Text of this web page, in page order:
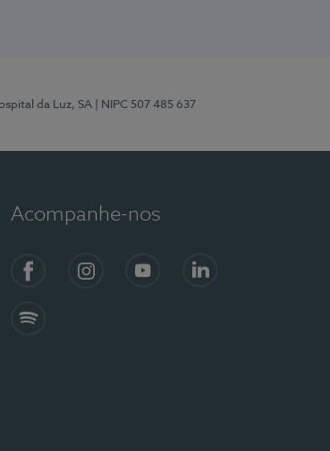
da Luz, SA | NIPC 507 485 637
Acompanhe-nos